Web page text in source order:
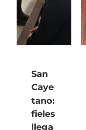
San
Caye
tano:
fieles
llega